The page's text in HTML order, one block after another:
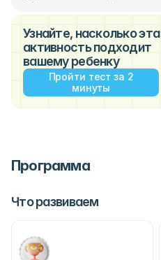
Узнайте, насколько эта
активность подходит
вашему ребенку
Пройти тест за 2
минуты
Программа
Что развиваем